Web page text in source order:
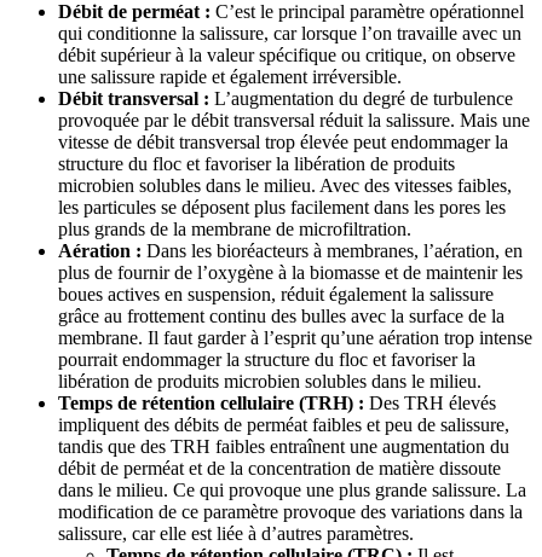
Débit de perméat : C’est le principal paramètre opérationnel
qui conditionne la salissure, car lorsque l’on travaille avec un
débit supérieur à la valeur spécifique ou critique, on observe
une salissure rapide et également irréversible.
Débit transversal : L’augmentation du degré de turbulence
provoquée par le débit transversal réduit la salissure. Mais une
vitesse de débit transversal trop élevée peut endommager la
structure du floc et favoriser la libération de produits
microbien solubles dans le milieu. Avec des vitesses faibles,
les particules se déposent plus facilement dans les pores les
plus grands de la membrane de microfiltration.
Aération : Dans les bioréacteurs à membranes, l’aération, en
plus de fournir de l’oxygène à la biomasse et de maintenir les
boues actives en suspension, réduit également la salissure
grâce au frottement continu des bulles avec la surface de la
membrane. Il faut garder à l’esprit qu’une aération trop intense
pourrait endommager la structure du floc et favoriser la
libération de produits microbien solubles dans le milieu.
Temps de rétention cellulaire (TRH) : Des TRH élevés
impliquent des débits de perméat faibles et peu de salissure,
tandis que des TRH faibles entraînent une augmentation du
débit de perméat et de la concentration de matière dissoute
dans le milieu. Ce qui provoque une plus grande salissure. La
modification de ce paramètre provoque des variations dans la
salissure, car elle est liée à d’autres paramètres.